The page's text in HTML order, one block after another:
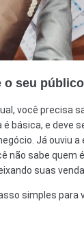
o seu público
você precisa
é básica, e deve
Já ouviu a
não sabe quem
suas
simples para